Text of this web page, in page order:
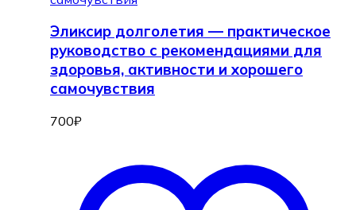
Эликсир долголетия — практическое
руководство с рекомендациями для
здоровья, активности и хорошего
самочувствия
700₽